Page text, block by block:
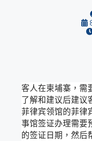
客人在柬埔寨，需
了解和建议后建议
菲律宾领馆的菲律
事馆签证办理需要
的签证日期，然后